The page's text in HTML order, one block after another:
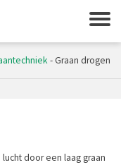
-Graan drogen
door een laag graan